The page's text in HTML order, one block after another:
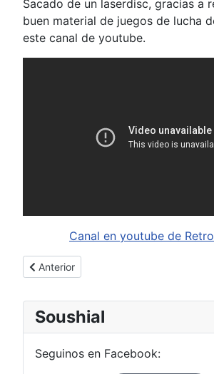
Sacado de un laserdisc, gracias a
buen material de juegos de lucha
este canal de youtube.
Canal en youtube de
Artículo anterior: Topless de blue mary
Anterior
Soushial
Seguinos en Facebook: